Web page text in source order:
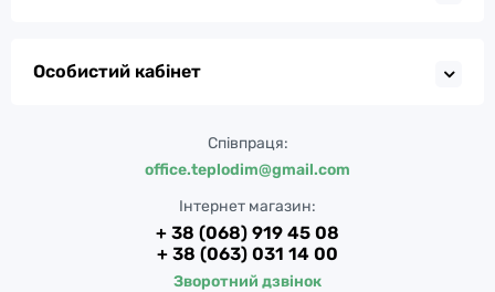
Особистий кабінет
Співпраця:
office.teplodim@gmail.com
Інтернет магазин:
+ 38 (068) 919 45 08
+ 38 (063) 031 14 00
Зворотний дзвінок